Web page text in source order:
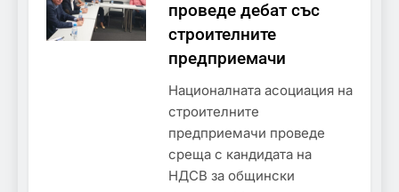
проведе дебат със
строителните
предприемачи
Националната асоциация на
строителните
предприемачи проведе
среща с кандидата на
НДСВ за общински